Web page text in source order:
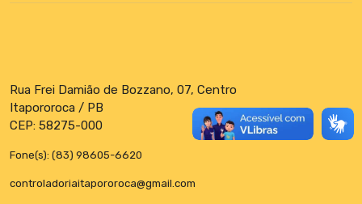
Rua Frei Damião de Bozzano, 07, Centro
Itapororoca / PB
CEP: 58275-000
Fone(s): (83) 98605-6620
controladoriaitapororoca@gmail.com